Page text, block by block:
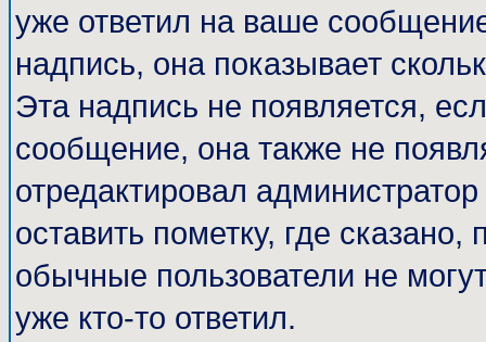
уже ответил на ваше
надпись, она показывает
Эта надпись не появляется,
сообщение, она также не
отредактировал
оставить пометку, где
обычные пользователи не
уже кто-то ответил.